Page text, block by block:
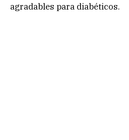
agradables para diabéticos.